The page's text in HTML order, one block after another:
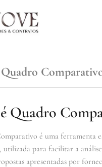
Quadro
é uma ferramenta
utilizada para facilitar a
apresentadas por